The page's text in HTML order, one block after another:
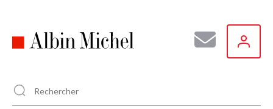
principal